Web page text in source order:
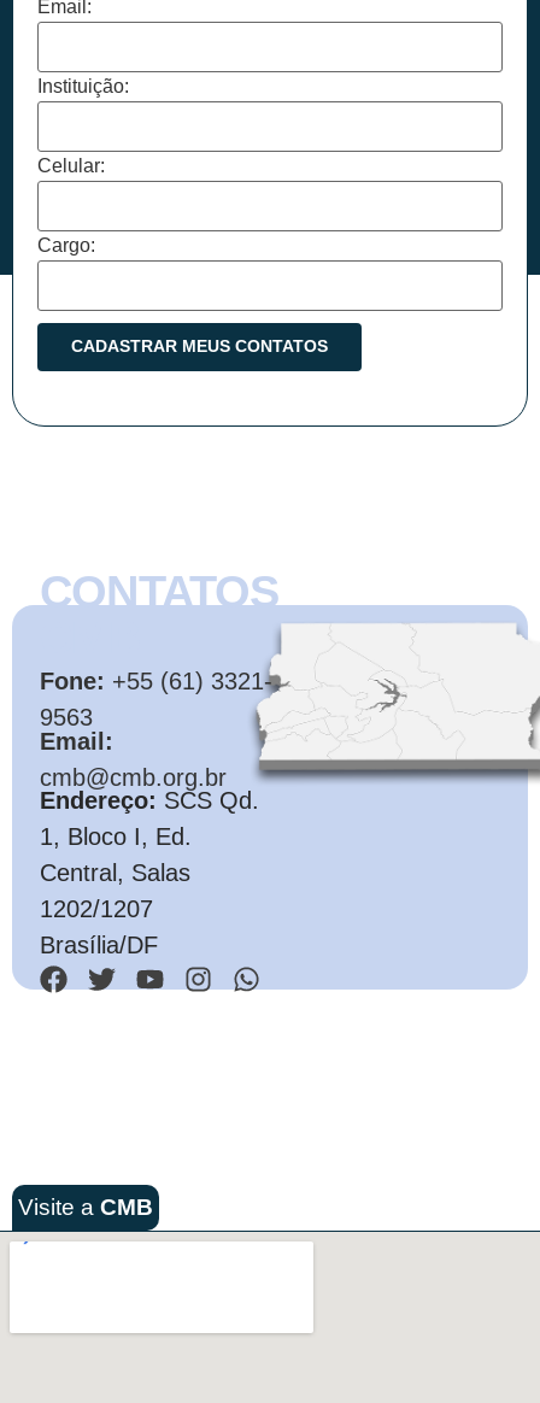
Email:
Instituição:
Celular:
Cargo:
CONTATOS
Fone: +55 (61) 3321-
9563
Email:
cmb@cmb.org.br
Endereço: SCS Qd.
1, Bloco I, Ed.
Central, Salas
1202/1207
Brasília/DF
Visite a CMB